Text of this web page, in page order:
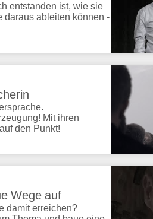
entstanden ist, wie sie
daraus ableiten können -
Mit ihren
den Punkt!
Wege auf
damit erreichen?